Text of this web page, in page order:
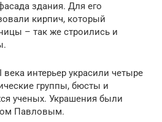
здания. Для его
кирпич, который
– так же строились и
века интерьер украсили четыре
группы, бюсты и
ученых. Украшения были
Павловым.